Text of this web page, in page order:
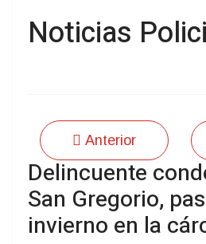
Noticias
Anterior
Delincuente
San Gregorio,
invierno en la